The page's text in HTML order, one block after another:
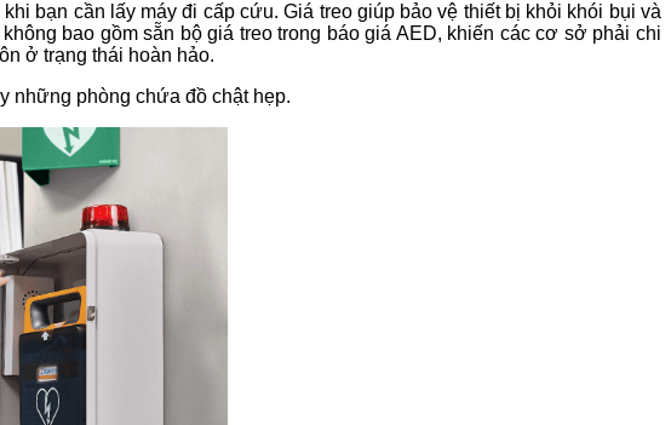
bạn cần lấy máy đi cấp cứu. Giá treo giúp bảo vệ thiết bị khỏi khói bụi và
bao gồm sẵn bộ giá treo trong báo giá AED, khiến các cơ sở phải chi
ở trạng thái hoàn hảo.
những phòng chứa đồ chật hẹp.